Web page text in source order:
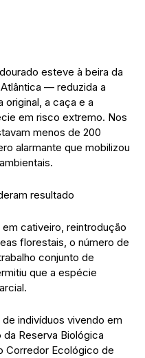
esteve à beira da
— reduzida a
original, a caça e a
em risco extremo. Nos
menos de 200
alarmante que mobilizou
resultado
cativeiro, reintrodução
florestais, o número de
conjunto de
que a espécie
indivíduos vivendo em
Reserva Biológica
Corredor Ecológico de